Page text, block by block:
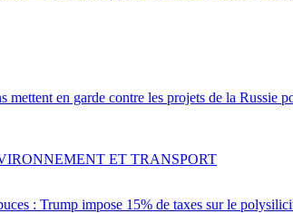
mettent en garde contre les projets de la Russie
: Trump impose 15% de taxes sur le
ET TRANSPORT